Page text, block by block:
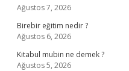
Ağustos 7, 2026
Birebir eğitim nedir ?
Ağustos 6, 2026
Kitabul mubin ne demek ?
Ağustos 5, 2026